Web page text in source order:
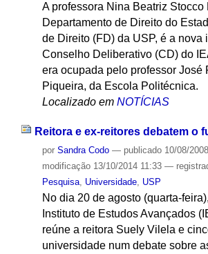
A professora Nina Beatriz Stocco
Departamento de Direito do
de Direito (FD) da USP, é a nova
Conselho Deliberativo (CD) do
era ocupada pelo professor José
Piqueira, da Escola Politécnica.
Localizado em NOTÍCIAS
Reitora e ex-reitores debatem o
por Sandra Codo — publicado10/08/2008
modificação13/10/2014 11:33 —
Pesquisa, Universidade, USP
No dia 20 de agosto (quarta-
Instituto de Estudos Avançados
reúne a reitora Suely Vilela e
universidade num debate sobre